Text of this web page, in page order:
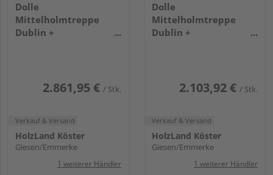
Dolle
Mittelholmtreppe
Dublin +
Metallkomp perlgrau
2.861,95 € / Stk.
Verkauf & Versand
HolzLand Köster
Giesen/Emmerke
1 weiterer Händler
Dolle
Mittelholmtreppe
Dublin +
Metallkomp perlgrau
2.103,92 € / Stk.
Verkauf & Versand
HolzLand Köster
Giesen/Emmerke
1 weiterer Händler